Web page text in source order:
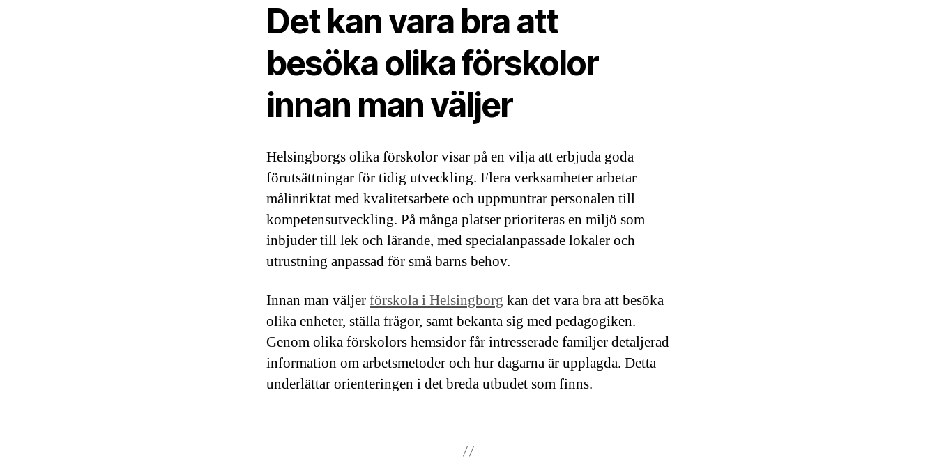
Det kan vara bra att
besöka olika förskolor
innan man väljer
Helsingborgs olika förskolor visar på en vilja att erbjuda goda
förutsättningar för tidig utveckling. Flera verksamheter arbetar
målinriktat med kvalitetsarbete och uppmuntrar personalen till
kompetensutveckling. På många platser prioriteras en miljö som
inbjuder till lek och lärande, med specialanpassade lokaler och
utrustning anpassad för små barns behov.
Innan man väljerförskola i Helsingborg kan det vara bra att besöka
olika enheter, ställa frågor, samt bekanta sig med pedagogiken.
Genom olika förskolors hemsidor får intresserade familjer detaljerad
information om arbetsmetoder och hur dagarna är upplagda. Detta
underlättar orienteringen i det breda utbudet som finns.